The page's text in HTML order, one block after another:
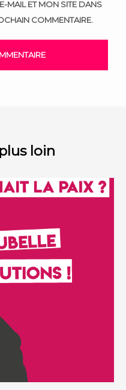
MAIL ET MON SITE DANS
COMMENTAIRE.
loin